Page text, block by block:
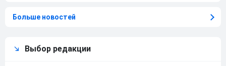
Больше новостей
Выбор редакции